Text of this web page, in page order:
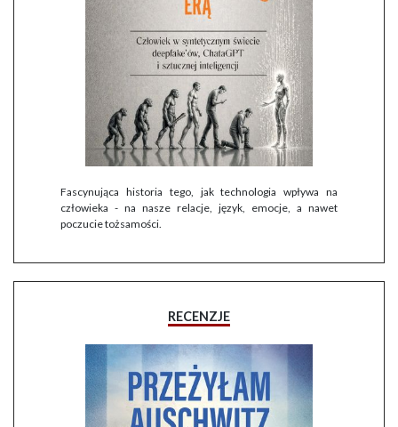
Fascynująca historia tego, jak technologia wpływa na
człowieka - na nasze relacje, język, emocje, a nawet
poczucie tożsamości.
RECENZJE